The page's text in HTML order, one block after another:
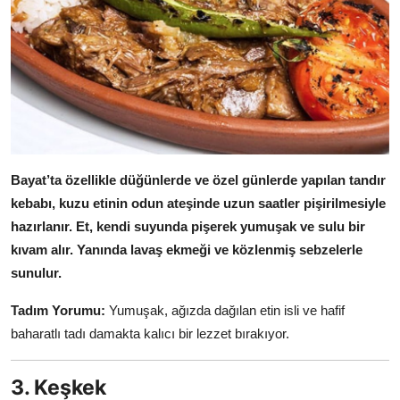
Bayat’ta özellikle düğünlerde ve özel günlerde yapılan tandır
kebabı, kuzu etinin odun ateşinde uzun saatler pişirilmesiyle
hazırlanır. Et, kendi suyunda pişerek yumuşak ve sulu bir
kıvam alır. Yanında lavaş ekmeği ve közlenmiş sebzelerle
sunulur.
Tadım Yorumu: Yumuşak, ağızda dağılan etin isli ve hafif
baharatlı tadı damakta kalıcı bir lezzet bırakıyor.
3. Keşkek